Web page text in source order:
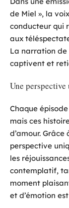
de Miel », la
conducteur qui
aux
La narration de
captivent et
Une perspective
Chaque
mais ces
d’amour.
perspective
les
contemplatif,
moment
et d’émotion